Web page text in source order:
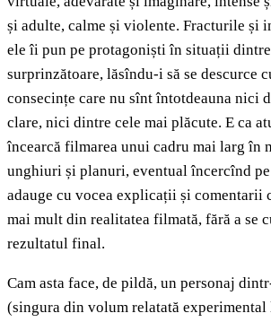
și adulte, calme și violente. Fracturile și
ele îi pun pe protagoniști în situații
surprinzătoare, lăsîndu-i să se descurce
consecințe care nu sînt întotdeauna nici
clare, nici dintre cele mai plăcute. E ca
încearcă filmarea unui cadru mai larg în
unghiuri și planuri, eventual încercînd pe
adauge cu vocea explicații și comentarii
mai mult din realitatea filmată, fără a se
rezultatul final.
Cam asta face, de pildă, un personaj
(singura din volum relatată experimental